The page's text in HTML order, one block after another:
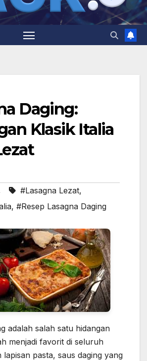
Daging:
Klasik Italia
#Lasagna Lezat,
, #Resep Lasagna Daging
adalah salah satu hidangan
menjadi favorit di seluruh
lapisan pasta, saus daging yang